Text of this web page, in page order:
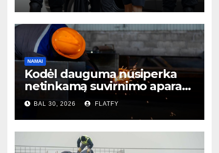
NAMAI
Kodėl dauguma nusiperka
netinkamą suvirnimo aparatą
– ir to net nesupranta?
BAL 30, 2026 FLATFY